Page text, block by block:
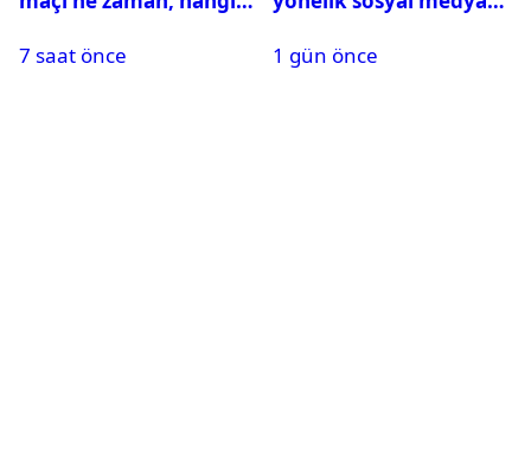
oynayacak mı?
7 saat önce
hakkında karar çıktı
1 gün önce